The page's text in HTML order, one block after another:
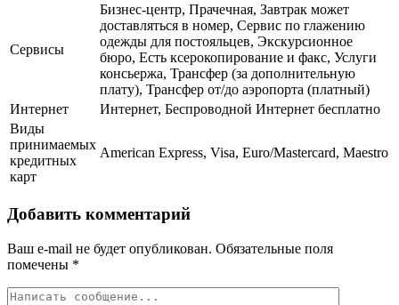
Сервисы
Бизнес-центр, Прачечная, Завтрак может
доставляться в номер, Сервис по глажению
одежды для постояльцев, Экскурсионное
бюро, Есть ксерокопирование и факс, Услуги
консьержа, Трансфер (за дополнительную
плату), Трансфер от/до аэропорта (платный)
Интернет
Интернет, Беспроводной Интернет бесплатно
Виды
принимаемых
кредитных
карт
American Express, Visa, Euro/Mastercard, Maestro
Добавить комментарий
Ваш e-mail не будет опубликован. Обязательные поля
помечены *